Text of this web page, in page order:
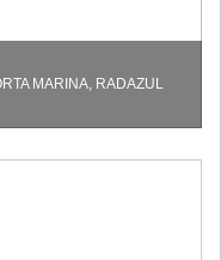
MARINA, RADAZUL